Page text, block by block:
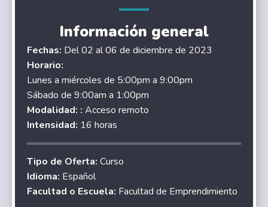
Información general
Fechas: Del 02 al 06 de diciembre de 2023
Horario:
Lunes a miércoles de 5:00pm a 9:00pm
Sábado de 9:00am a 1:00pm
Modalidad: :Acceso remoto
Intensidad: 16 horas
Tipo de Oferta: Curso
Idioma: Español
Facultad o Escuela: Facultad de Emprendimiento